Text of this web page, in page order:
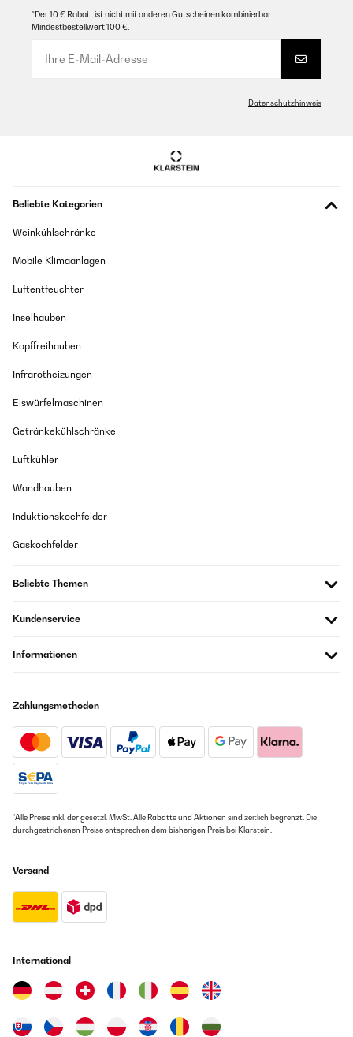
*Der 10 € Rabatt ist nicht mit anderen Gutscheinen kombinierbar.
Mindestbestellwert 100 €.
Datenschutzhinweis
Beliebte Kategorien
Weinkühlschränke
Mobile Klimaanlagen
Luftentfeuchter
Inselhauben
Kopffreihauben
Infrarotheizungen
Eiswürfelmaschinen
Getränkekühlschränke
Luftkühler
Wandhauben
Induktionskochfelder
Gaskochfelder
Beliebte Themen
Kundenservice
Informationen
Zahlungsmethoden
*Alle Preise inkl. der gesetzl. MwSt. Alle Rabatte und Aktionen sind zeitlich begrenzt. Die
durchgestrichenen Preise entsprechen dem bisherigen Preis bei Klarstein.
Versand
International